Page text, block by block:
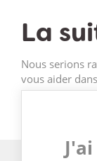
La
Nous serions
vous aider